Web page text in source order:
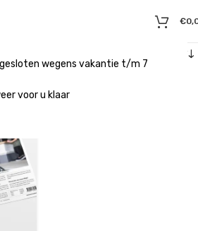
wegens vakantie t/m 7
voor u klaar
€